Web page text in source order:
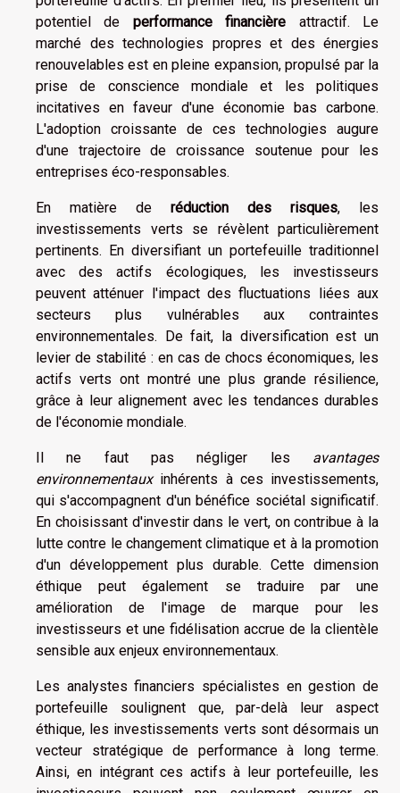
potentiel de performance financière attractif. Le
marché des technologies propres et des énergies
renouvelables est en pleine expansion, propulsé par la
prise de conscience mondiale et les politiques
incitatives en faveur d'une économie bas carbone.
L'adoption croissante de ces technologies augure
d'une trajectoire de croissance soutenue pour les
entreprises éco-responsables.
En matière de réduction des risques, les
investissements verts se révèlent particulièrement
pertinents. En diversifiant un portefeuille traditionnel
avec des actifs écologiques, les investisseurs
peuvent atténuer l'impact des fluctuations liées aux
secteurs plus vulnérables aux contraintes
environnementales. De fait, la diversification est un
levier de stabilité : en cas de chocs économiques, les
actifs verts ont montré une plus grande résilience,
grâce à leur alignement avec les tendances durables
de l'économie mondiale.
Il ne faut pas négliger les avantages
environnementauxinhérents à ces investissements,
qui s'accompagnent d'un bénéfice sociétal significatif.
En choisissant d'investir dans le vert, on contribue à la
lutte contre le changement climatique et à la promotion
d'un développement plus durable. Cette dimension
éthique peut également se traduire par une
amélioration de l'image de marque pour les
investisseurs et une fidélisation accrue de la clientèle
sensible aux enjeux environnementaux.
Les analystes financiers spécialistes en gestion de
portefeuille soulignent que, par-delà leur aspect
éthique, les investissements verts sont désormais un
vecteur stratégique de performance à long terme.
Ainsi, en intégrant ces actifs à leur portefeuille, les